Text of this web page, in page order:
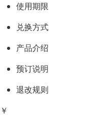
使用期限
兑换方式
产品介绍
预订说明
退改规则
￥